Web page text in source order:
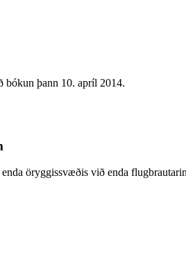
bókun þann 10. apríl 2014.
öryggissvæðis við enda